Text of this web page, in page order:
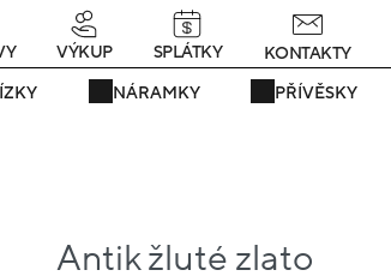
25 dní : 14h : 45m : 39s
NÁRAMKY PŘÍVĚSKY
VÝKUP SPLÁTKY KONTAKTY
Antik žluté zlato